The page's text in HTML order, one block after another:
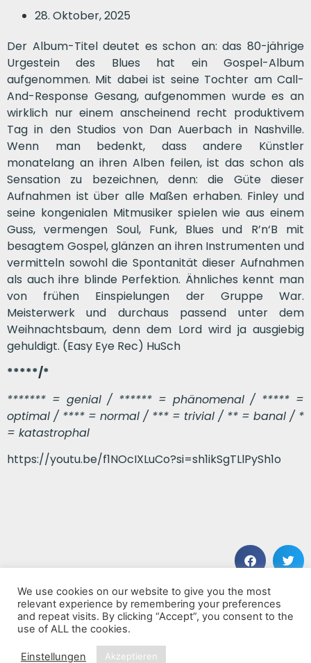
28. Oktober, 2025
Der Album-Titel deutet es schon an: das 80-jährige
Urgestein des Blues hat ein Gospel-Album
aufgenommen. Mit dabei ist seine Tochter am Call-
And-Response Gesang, aufgenommen wurde es an
wirklich nur einem anscheinend recht produktivem
Tag in den Studios von Dan Auerbach in Nashville.
Wenn man bedenkt, dass andere Künstler
monatelang an ihren Alben feilen, ist das schon als
Sensation zu bezeichnen, denn: die Güte dieser
Aufnahmen ist über alle Maßen erhaben. Finley und
seine kongenialen Mitmusiker spielen wie aus einem
Guss, vermengen Soul, Funk, Blues und R’n‘B mit
besagtem Gospel, glänzen an ihren Instrumenten und
vermitteln sowohl die Spontanität dieser Aufnahmen
als auch ihre blinde Perfektion. Ähnliches kennt man
von frühen Einspielungen der Gruppe War.
Meisterwerk und durchaus passend unter dem
Weihnachtsbaum, denn dem Lord wird ja ausgiebig
gehuldigt. (Easy Eye Rec) HuSch
*****/*
******* = genial / ****** = phänomenal / ***** =
optimal / **** = normal / *** = trivial / ** = banal / *
= katastrophal
https://youtu.be/f1NOcIXLuCo?si=sh1ikSgTLlPySh1o
VORHERIGER BEITRAG
No Life ‚Til Leather – A Tribute to Metallica’s Kill ‚Em All
NÄCHSTER BEITRAG
Killed By Deaf – A Punk Tribute to Motörhead
We use cookies on our website to give you the most
relevant experience by remembering your preferences
and repeat visits. By clicking “Accept”, you consent to the
use of ALL the cookies.
Einstellungen Akzeptieren